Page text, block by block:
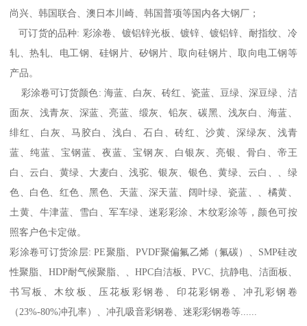
尚兴、韩国联合、澳日本川崎、韩国普项等国内各大钢厂；
可订货的品种: 彩涂卷、镀铝锌光板、镀锌、镀铝锌、耐指纹、冷
轧、热轧、电工钢、硅钢片、矽钢片、取向硅钢片、取向电工钢等
产品。
彩涂卷可订货颜色: 海蓝、白灰、砖红、瓷蓝、豆绿、深豆绿、洁
面灰、浅青灰、深蓝、亮蓝、缎灰、铅灰、碳黑、浅灰白、海蓝、
绯红、白灰、马胶白、浅白、石白、砖红、沙黄、深绿灰、浅青
蓝、纯蓝、宝钢蓝、夜蓝、宝钢灰、白银灰、亮银、骨白、帝王
白、云白、黄绿、大麦白、浅驼、银灰、银色、黄绿、云白、、绿
色、白色、红色、黑色、天蓝、深天蓝、阔叶绿、瓷蓝、、橘黄、
土黄、牛津蓝、雪白、军车绿、迷彩彩涂、木纹彩涂等，颜色可按
照客户色卡定做。
彩涂卷可订货涂层: PE聚脂、PVDF聚偏氟乙烯（氟碳）、SMP硅改
性聚脂、HDP耐气候聚脂、、HPC自洁板、PVC、抗静电、洁面板、
书写板、木纹板、压花板彩钢卷、印花彩钢卷、冲孔彩钢卷
（23%-80%冲孔率）、冲孔吸音彩钢卷、迷彩彩钢卷等......